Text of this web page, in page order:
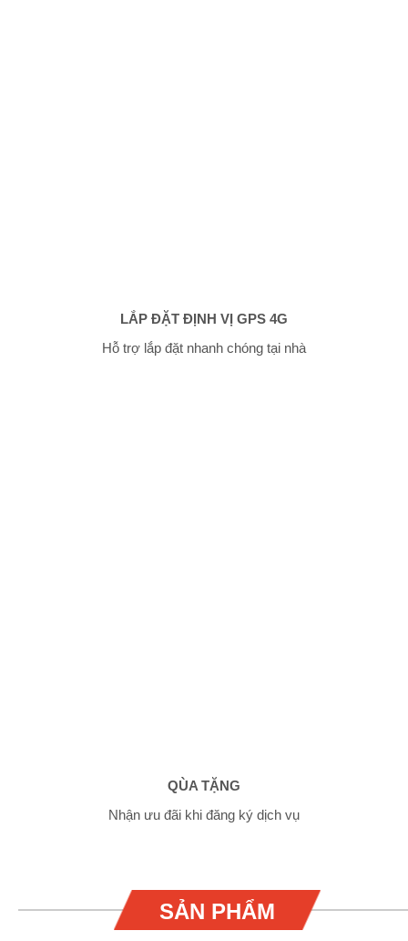
LẮP ĐẶT ĐỊNH VỊ GPS 4G
Hỗ trợ lắp đặt nhanh chóng tại nhà
QÙA TẶNG
Nhận ưu đãi khi đăng ký dịch vụ
SẢN PHẨM